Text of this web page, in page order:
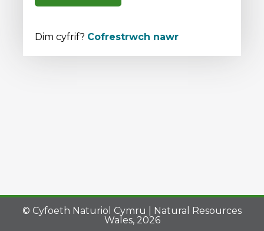
Dim cyfrif? Cofrestrwch nawr
© Cyfoeth Naturiol Cymru | Natural Resources
Wales, 2026